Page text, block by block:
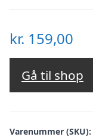
kr. 159,00
Gå til shop
Varenummer (SKU):